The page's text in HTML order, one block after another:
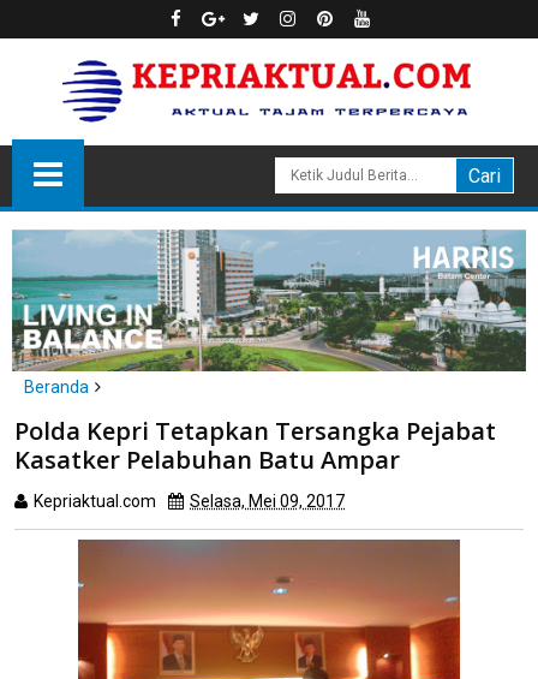
Beranda
Batam
hukum
Polda Kepri Tetapkan Tersangka Pejabat Kasatker Pelabuhan
Polda Kepri Tetapkan Tersangka Pejabat
Kasatker Pelabuhan Batu Ampar
Kepriaktual.com Selasa, Mei 09, 2017